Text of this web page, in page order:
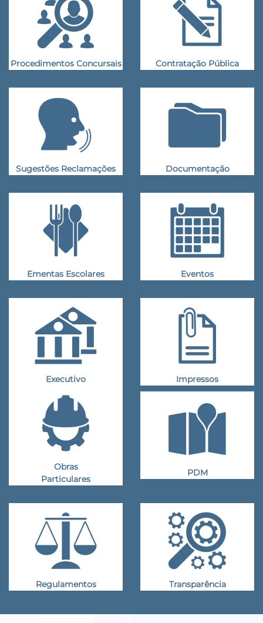
Procedimentos Concursais Contratação Pública
Sugestões Reclamações Documentação
Ementas Escolares Eventos
Executivo Impressos
Obras
Particulares
PDM
Regulamentos Transparência